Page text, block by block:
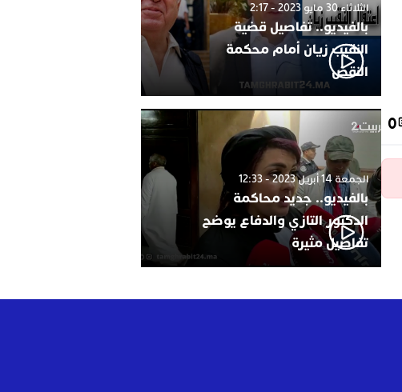
0
الثلاثاء 30 مايو 2023 - 2:17
بالفيديو.. تفاصيل قضية
النقيب زيان أمام محكمة
النقض
الجمعة 14 أبريل 2023 - 12:33
بالفيديو.. جديد محاكمة
الدكتور التازي والدفاع يوضح
تفاصيل مثيرة